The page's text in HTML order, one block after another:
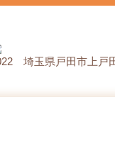
埼玉県戸田市上戸